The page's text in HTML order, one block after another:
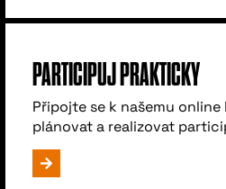
PARTICIPUJ PRAKTICKY
Připojte se k našemu
plánovat a realizovat